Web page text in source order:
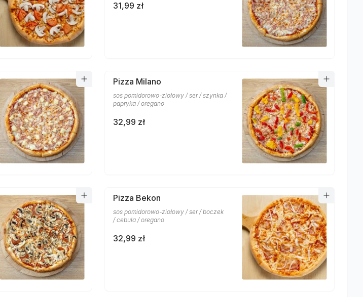
31,99 zł
Pizza Milano
sos pomidorowo-ziołowy / ser / szynka /
papryka / oregano
32,99 zł
Pizza Bekon
sos pomidorowo-ziołowy / ser / boczek
/ cebula / oregano
32,99 zł